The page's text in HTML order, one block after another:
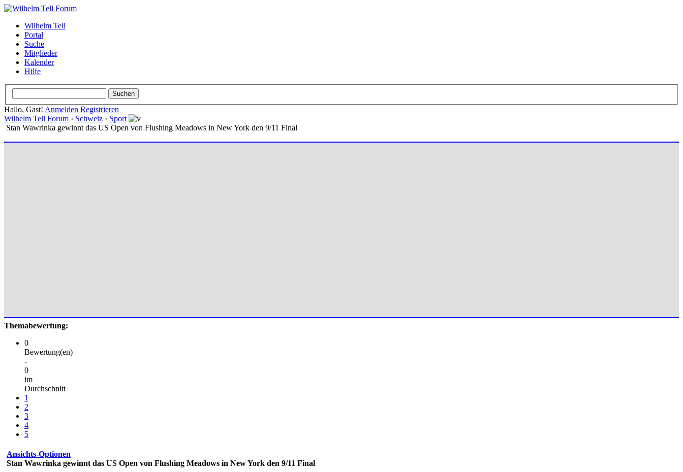
Wilhelm Tell
Portal
Suche
Mitglieder
Kalender
Hilfe
Hallo, Gast! Anmelden Registrieren
Wilhelm Tell Forum › Schweiz › Sport
Stan Wawrinka gewinnt das US Open von Flushing Meadows in New York den 9/11 Final
Themabewertung:
0
Bewertung(en)
-
0
im
Durchschnitt
1
2
3
4
5
Ansichts-Optionen
Stan Wawrinka gewinnt das US Open von Flushing Meadows in New York den 9/11 Final